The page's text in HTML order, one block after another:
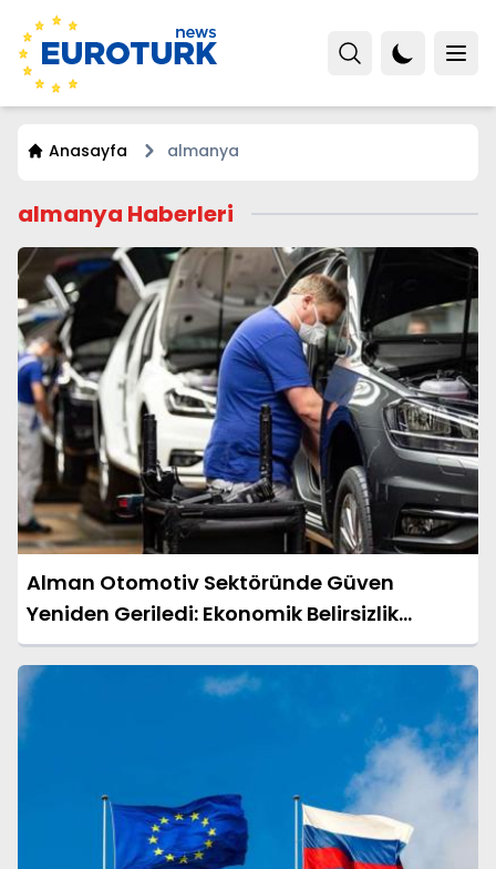
Anasayfa almanya
almanya Haberleri
Alman Otomotiv Sektöründe Güven
Yeniden Geriledi: Ekonomik Belirsizlik
Etkisini Artırıyor